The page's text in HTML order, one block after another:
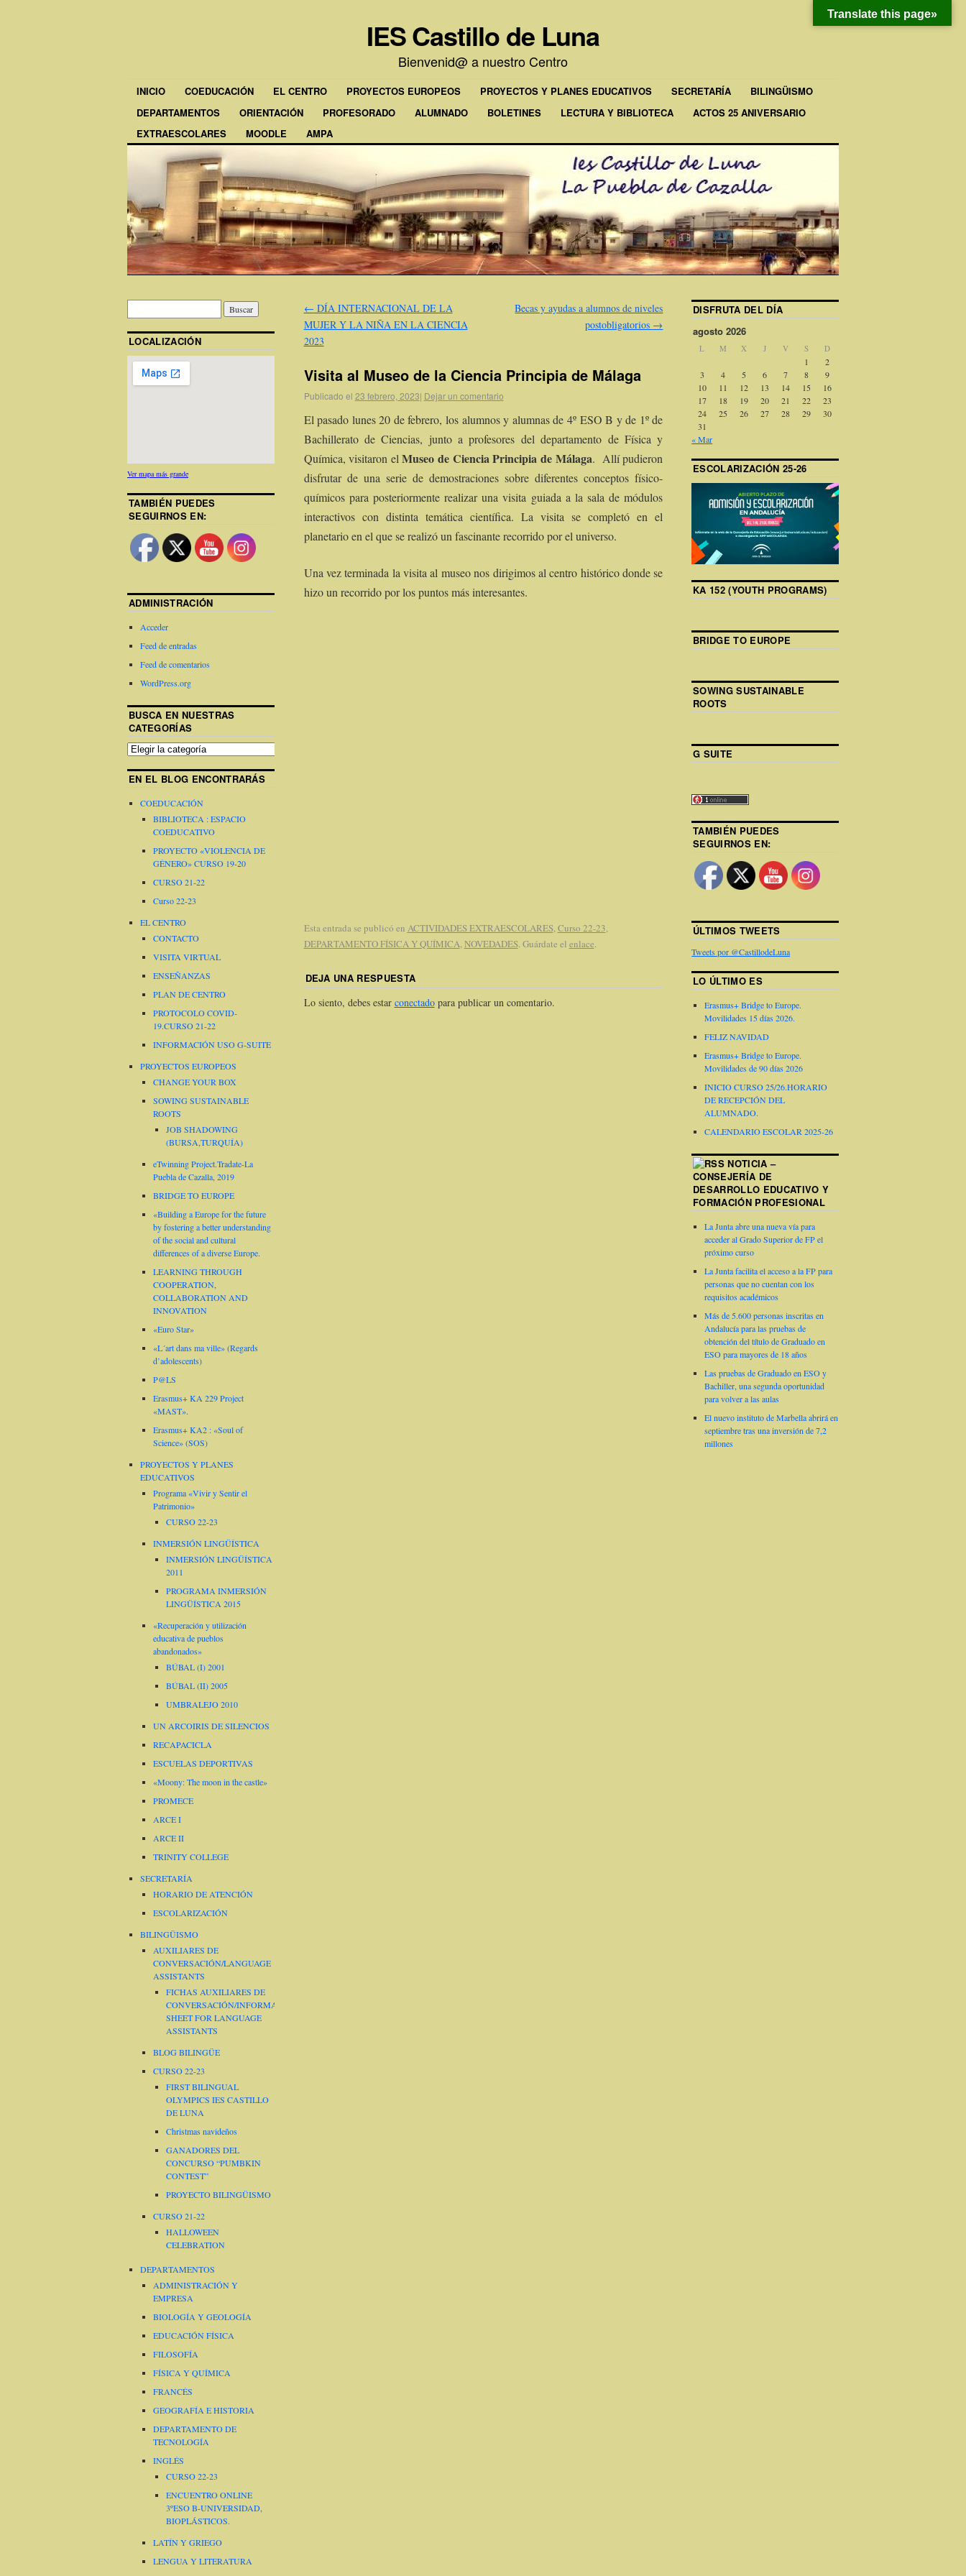
IES Castillo de Luna
Bienvenid@ a nuestro Centro
INICIO COEDUCACIÓN EL CENTRO PROYECTOS EUROPEOS PROYECTOS Y PLANES EDUCATIVOS SECRETARÍA
BILINGÜISMO
DEPARTAMENTOS
ORIENTACIÓN PROFESORADO ALUMNADO BOLETINES LECTURA Y BIBLIOTECA
ACTOS 25 ANIVERSARIO
EXTRAESCOLARES
MOODLE AMPA
← DÍA INTERNACIONAL DE LA
MUJER Y LA NIÑA EN LA CIENCIA
2023
Becas y ayudas a alumnos de niveles
postobligatorios →
Visita al Museo de la Ciencia Principia de Málaga
Publicado el 23 febrero, 2023| Dejar un comentario
El pasado lunes 20 de febrero, los alumnos y alumnas de 4º ESO B y de 1º de
Bachillerato de Ciencias, junto a profesores del departamento de Física y
Química, visitaron elMuseo de Ciencia Principia de Málaga. Allí pudieron
disfrutar de una serie de demostraciones sobre diferentes conceptos físico-
químicos para posteriormente realizar una visita guiada a la sala de módulos
interactivos con distinta temática científica. La visita se completó en el
planetario en el que se realizó un fascinante recorrido por el universo.
Una vez terminada la visita al museo nos dirigimos al centro histórico donde se
hizo un recorrido por los puntos más interesantes.
Esta entrada se publicó en ACTIVIDADES EXTRAESCOLARES,Curso 22-23,
DEPARTAMENTO FÍSICA Y QUÍMICA,NOVEDADES. Guárdate el enlace.
DEJA UNA RESPUESTA
Lo siento, debes estar conectadopara publicar un comentario.
LOCALIZACIÓN
Ver mapa más grande
TAMBIÉN PUEDES
SEGUIRNOS EN:
ADMINISTRACIÓN
Acceder
Feed de entradas
Feed de comentarios
WordPress.org
BUSCA EN NUESTRAS
CATEGORÍAS
EN EL BLOG ENCONTRARÁS
COEDUCACIÓN
BIBLIOTECA : ESPACIO
COEDUCATIVO
PROYECTO «VIOLENCIA DE
GÉNERO» CURSO 19-20
CURSO 21-22
Curso 22-23
EL CENTRO
CONTACTO
VISITA VIRTUAL
ENSEÑANZAS
PLAN DE CENTRO
PROTOCOLO COVID-
19.CURSO 21-22
INFORMACIÓN USO G-SUITE
PROYECTOS EUROPEOS
CHANGE YOUR BOX
SOWING SUSTAINABLE
ROOTS
JOB SHADOWING
(BURSA,TURQUÍA)
eTwinning Project.Tradate-La
Puebla de Cazalla, 2019
BRIDGE TO EUROPE
«Building a Europe for the future
by fostering a better understanding
of the social and cultural
differences of a diverse Europe.
LEARNING THROUGH
COOPERATION,
COLLABORATION AND
INNOVATION
«Euro Star»
«L´art dans ma ville» (Regards
d’adolescents)
P@LS
Erasmus+ KA 229 Project
«MAST».
Erasmus+ KA2 : «Soul of
Science» (SOS)
PROYECTOS Y PLANES
EDUCATIVOS
Programa «Vivir y Sentir el
Patrimonio»
CURSO 22-23
INMERSIÓN LINGÜÍSTICA
INMERSIÓN LINGÜÍSTICA
2011
PROGRAMA INMERSIÓN
LINGÜÍSTICA 2015
«Recuperación y utilización
educativa de pueblos
abandonados»
BÚBAL (I) 2001
BÚBAL (II) 2005
UMBRALEJO 2010
UN ARCOIRIS DE SILENCIOS
RECAPACICLA
ESCUELAS DEPORTIVAS
«Moony: The moon in the castle»
PROMECE
ARCE I
ARCE II
TRINITY COLLEGE
SECRETARÍA
HORARIO DE ATENCIÓN
ESCOLARIZACIÓN
BILINGÜISMO
AUXILIARES DE
CONVERSACIÓN/LANGUAGE
ASSISTANTS
FICHAS AUXILIARES DE
CONVERSACIÓN/INFORMATION
SHEET FOR LANGUAGE
ASSISTANTS
BLOG BILINGÜE
CURSO 22-23
FIRST BILINGUAL
OLYMPICS IES CASTILLO
DE LUNA
Christmas navideños
GANADORES DEL
CONCURSO “PUMBKIN
CONTEST”
PROYECTO BILINGÜISMO
CURSO 21-22
HALLOWEEN
CELEBRATION
DEPARTAMENTOS
ADMINISTRACIÓN Y
EMPRESA
BIOLOGÍA Y GEOLOGÍA
EDUCACIÓN FÍSICA
FILOSOFÍA
FÍSICA Y QUÍMICA
FRANCÉS
GEOGRAFÍA E HISTORIA
DEPARTAMENTO DE
TECNOLOGÍA
INGLÉS
CURSO 22-23
ENCUENTRO ONLINE
3ºESO B-UNIVERSIDAD,
BIOPLÁSTICOS.
LATÍN Y GRIEGO
LENGUA Y LITERATURA
DISFRUTA DEL DÍA
agosto 2026
L M X J V S D
1
2
3
4 5 6 7 8
9
10
11 12 13 14 15
16
17
18 19 20 21 22
23
24
25 26 27 28 29
30
31
« Mar
ESCOLARIZACIÓN 25-26
KA 152 (YOUTH PROGRAMS)
BRIDGE TO EUROPE
SOWING SUSTAINABLE
ROOTS
G SUITE
TAMBIÉN PUEDES
SEGUIRNOS EN:
ÚLTIMOS TWEETS
Tweets por @CastillodeLuna
LO ÚLTIMO ES
Erasmus+ Bridge to Europe.
Movilidades 15 días 2026.
FELIZ NAVIDAD
Erasmus+ Bridge to Europe.
Movilidades de 90 días 2026
INICIO CURSO 25/26.HORARIO
DE RECEPCIÓN DEL
ALUMNADO.
CALENDARIO ESCOLAR 2025-26
NOTICIA –
CONSEJERÍA DE
DESARROLLO EDUCATIVO Y
FORMACIÓN PROFESIONAL
La Junta abre una nueva vía para
acceder al Grado Superior de FP el
próximo curso
La Junta facilita el acceso a la FP para
personas que no cuentan con los
requisitos académicos
Más de 5.600 personas inscritas en
Andalucía para las pruebas de
obtención del título de Graduado en
ESO para mayores de 18 años
Las pruebas de Graduado en ESO y
Bachiller, una segunda oportunidad
para volver a las aulas
El nuevo instituto de Marbella abrirá en
septiembre tras una inversión de 7,2
millones
Translate this page»